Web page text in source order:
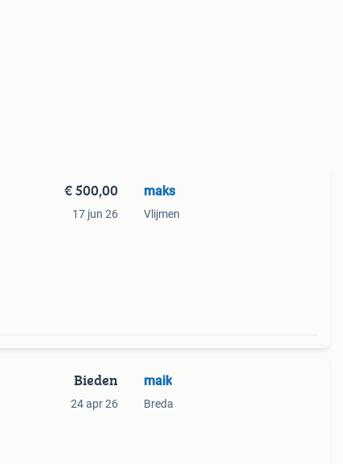
€ 500,00
17 jun 26
maks
Vlijmen
Bieden
24 apr 26
maik
Breda